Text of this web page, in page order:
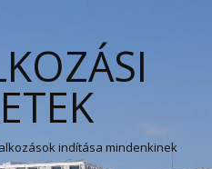
indítása mindenkinek